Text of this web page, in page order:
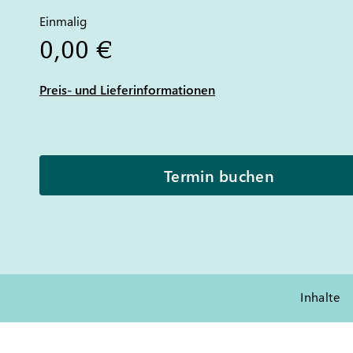
Einmalig
0,00 €
Preis- und Lieferinformationen
Termin buchen
Inhalte